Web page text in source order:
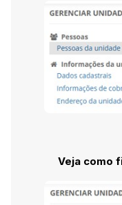
Veja como